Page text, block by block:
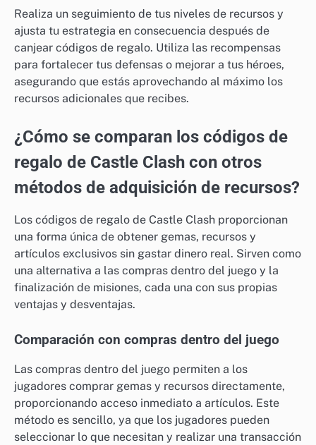
Realiza un seguimiento de tus niveles de recursos y
ajusta tu estrategia en consecuencia después de
canjear códigos de regalo. Utiliza las recompensas
para fortalecer tus defensas o mejorar a tus héroes,
asegurando que estás aprovechando al máximo los
recursos adicionales que recibes.
¿Cómo se comparan los códigos de
regalo de Castle Clash con otros
métodos de adquisición de recursos?
Los códigos de regalo de Castle Clash proporcionan
una forma única de obtener gemas, recursos y
artículos exclusivos sin gastar dinero real. Sirven como
una alternativa a las compras dentro del juego y la
finalización de misiones, cada una con sus propias
ventajas y desventajas.
Comparación con compras dentro del juego
Las compras dentro del juego permiten a los
jugadores comprar gemas y recursos directamente,
proporcionando acceso inmediato a artículos. Este
método es sencillo, ya que los jugadores pueden
seleccionar lo que necesitan y realizar una transacción